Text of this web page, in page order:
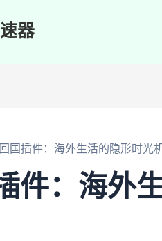
器
国插件：海外生活的隐形时光
件：海外